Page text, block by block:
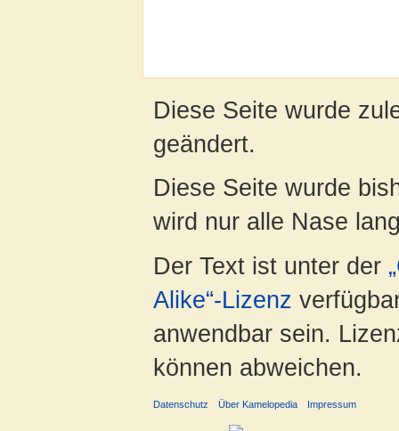
Diese Seite wurde
geändert.
Diese Seite wurde
wird nur alle Nase
Der Text ist unter der
Alike“-Lizenz
anwendbar sein.
können abweichen.
Datenschutz Über Kamelopedia Impressum